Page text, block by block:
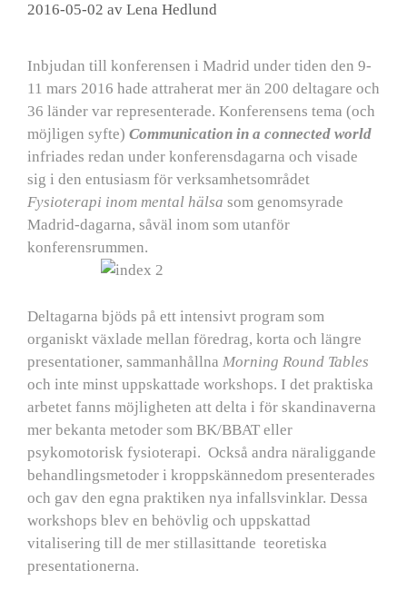
2016-05-02 av Lena Hedlund
Inbjudan till konferensen i Madrid under tiden den 9-
11 mars 2016 hade attraherat mer än 200 deltagare och
36 länder var representerade. Konferensens tema (och
möjligen syfte) Communication in a connected world
infriades redan under konferensdagarna och visade
sig i den entusiasm för verksamhetsområdet
Fysioterapi inom mental hälsa som genomsyrade
Madrid-dagarna, såväl inom som utanför
konferensrummen.
Deltagarna bjöds på ett intensivt program som
organiskt växlade mellan föredrag, korta och längre
presentationer, sammanhållna Morning Round Tables
och inte minst uppskattade workshops. I det praktiska
arbetet fanns möjligheten att delta i för skandinaverna
mer bekanta metoder som BK/BBAT eller
psykomotorisk fysioterapi. Också andra näraliggande
behandlingsmetoder i kroppskännedom presenterades
och gav den egna praktiken nya infallsvinklar. Dessa
workshops blev en behövlig och uppskattad
vitalisering till de mer stillasittande teoretiska
presentationerna.